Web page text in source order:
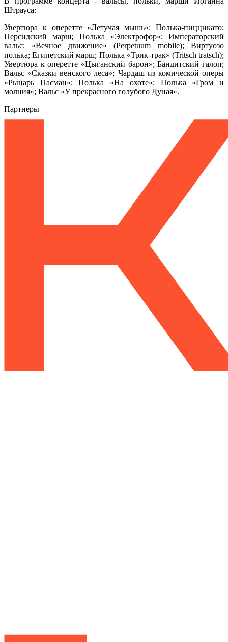
Штрауса:
Увертюра к оперетте «Летучая мышь»; Полька-пиццикато;
Персидский марш; Полька «Электрофор»; Императорский
вальс; «Вечное движение» (Perpetuum mobile); Виртуозо
полька; Египетский марш; Полька «Трик-трак» (Tritsch tratsch);
Увертюра к оперетте «Цыганский барон»; Бандитский галоп;
Вальс «Сказки венского леса»; Чардаш из комической оперы
«Рыцарь Пасман»; Полька «На охоте»; Полька «Гром и
молния»; Вальс «У прекрасного голубого Дуная».
Партнеры